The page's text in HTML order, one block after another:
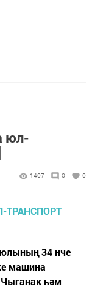
юл-
1407 0 0
34 нче
машина
һәм